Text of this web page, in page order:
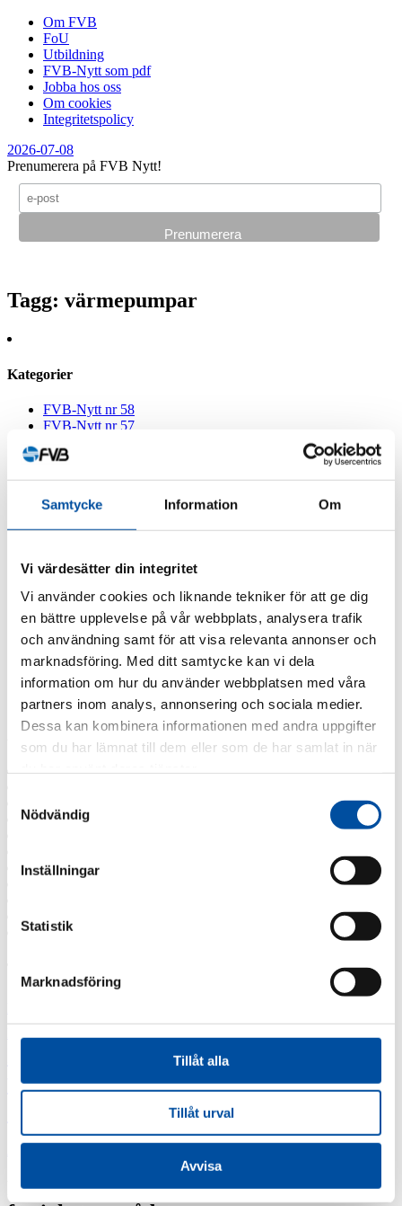
Samtycke Information Om
Vi värdesätter din integritet
Vi använder cookies och liknande tekniker för att ge dig
en bättre upplevelse på vår webbplats, analysera trafik
och användning samt för att visa relevanta annonser och
marknadsföring. Med ditt samtycke kan vi dela
information om hur du använder webbplatsen med våra
partners inom analys, annonsering och sociala medier.
Dessa kan kombinera informationen med andra uppgifter
som du har lämnat till dem eller som de har samlat in när
Nödvändig
Inställningar
Statistik
Marknadsföring
Tillåt alla
Tillåt urval
Avvisa
Om FVB
FoU
Utbildning
FVB-Nytt som pdf
Jobba hos oss
Om cookies
Integritetspolicy
2026-07-08
Prenumerera på FVB Nytt!
Tagg: värmepumpar
Kategorier
FVB-Nytt nr 58
FVB-Nytt nr 57
FVB-Nytt nr 55
FVB-Nytt nr 52
FVB-Nytt nr 48
FVB-Nytt nr 46
FVB-Nytt nr 45
FVB-Nytt nr 44
FVB-Nytt nr 43
FVB-Nytt nr 42
FVB-Nytt nr 41
Alla nyheter
Arkiv
2026
2023
2020
2016
Barncancerfonden Jobba hos ossJobba på FVB
Professor emeritus Sven
Werner Silver AAA högsta kreditvärdighet VD har
Alla nyheter
FVB stärker sin kompetens inom